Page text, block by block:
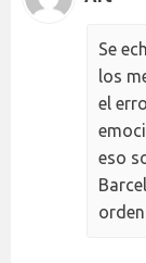
Se
los
el
eso
orden